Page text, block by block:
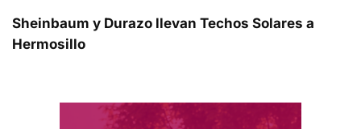
Sheinbaum y Durazo llevan Techos Solares a
Hermosillo